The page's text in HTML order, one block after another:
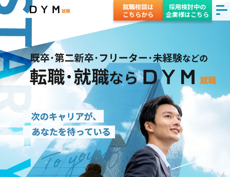
就職相談は
こちらから
採用検討中の
企業様はこちら